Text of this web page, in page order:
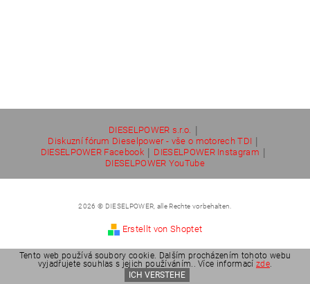
DIESELPOWER s.r.o. |
Diskuzní fórum Dieselpower - vše o motorech TDI |
DIESELPOWER Facebook | DIESELPOWER Instagram |
DIESELPOWER YouTube
2026 © DIESELPOWER, alle Rechte vorbehalten.
Erstellt von Shoptet
Tento web používá soubory cookie. Dalším procházením tohoto webu
vyjadřujete souhlas s jejich používáním.. Více informací zde.
ICH VERSTEHE